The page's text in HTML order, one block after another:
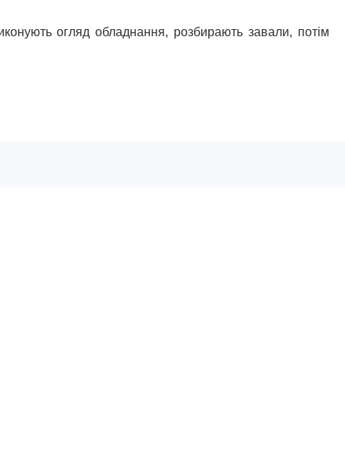
огляд обладнання, розбирають завали, потім